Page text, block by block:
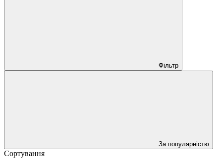
Фільтр
За популярністю
Сортування